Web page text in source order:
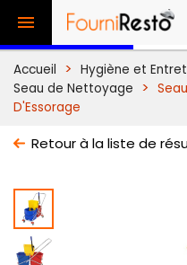

Accueil Hygiène et
Seau de Nettoyage
D'Essorage
Retour à la liste de